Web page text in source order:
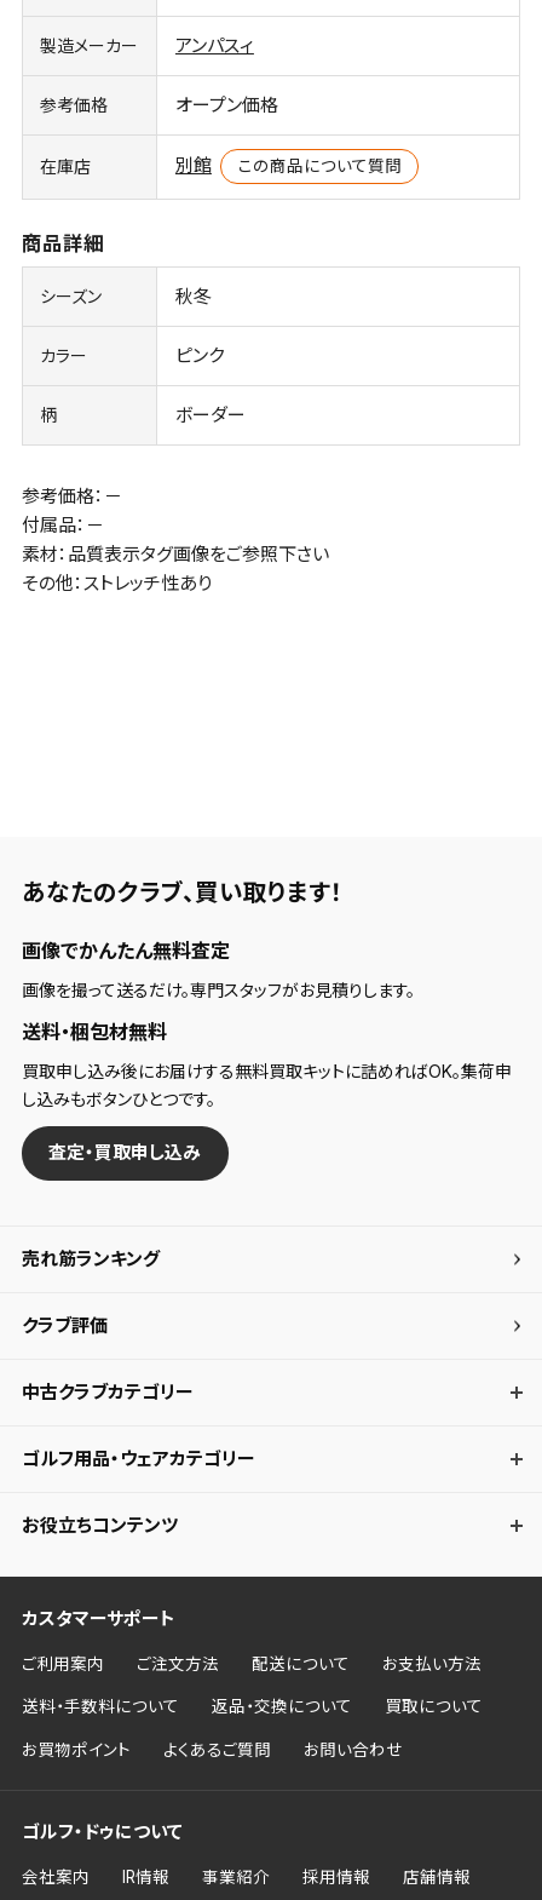
製造メーカー アンパスィ
参考価格 オープン価格
在庫店 別館 この商品について質問
商品詳細
シーズン 秋冬
カラー ピンク
柄 ボーダー
参考価格：－
付属品：－
素材：品質表示タグ画像をご参照下さい
その他：ストレッチ性あり
あなたのクラブ、 買い取ります！
画像でかんたん無料査定
画像を撮って送るだけ。専門スタッフがお見積りします。
送料・梱包材無料
買取申し込み後にお届けする無料買取キットに詰めればOK。集荷申
し込みもボタンひとつです。
査定・買取申し込み
売れ筋ランキング
クラブ評価
中古クラブカテゴリー
ゴルフ用品・ウェアカテゴリー
お役立ちコンテンツ
カスタマーサポート
ご利用案内 ご注文方法 配送について お支払い方法
送料・手数料について 返品・交換について 買取について
お買物ポイント よくあるご質問 お問い合わせ
ゴルフ・ドゥについて
会社案内 IR情報 事業紹介 採用情報 店舗情報